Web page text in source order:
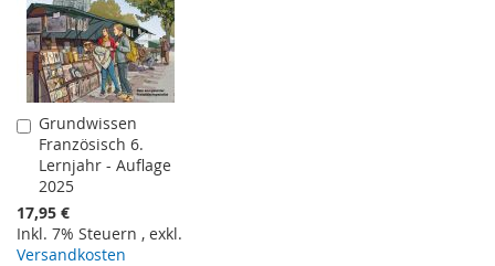
Grundwissen
Französisch 6.
Lernjahr - Auflage
2025
17,95 €
Inkl. 7% Steuern , exkl.
Versandkosten
In
den
Warenkorb